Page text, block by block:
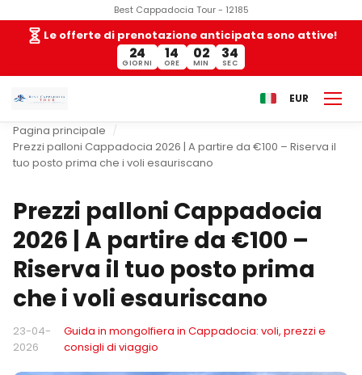
Best Cappadocia Tour - 12185
Le offerte di prenotazione anticipata sono attive!
24
GIORNI
14
ORE
02
MIN
33
SEC
EUR
Pagina principale
Prezzi palloni Cappadocia 2026 | A partire da €100 – Riserva il
tuo posto prima che i voli esauriscano
Prezzi palloni Cappadocia
2026 | A partire da €100 –
Riserva il tuo posto prima
che i voli esauriscano
23-04-
2026
Guida in mongolfiera in Cappadocia: voli, prezzi e
consigli di viaggio